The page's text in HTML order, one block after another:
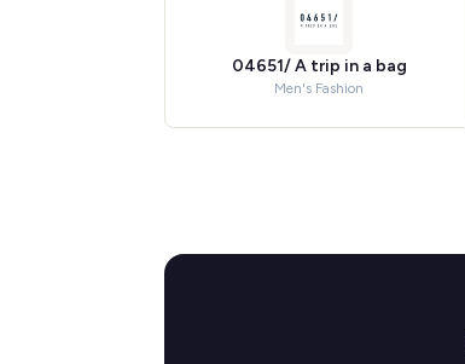
04651/ A trip in a bag
Men's Fashion